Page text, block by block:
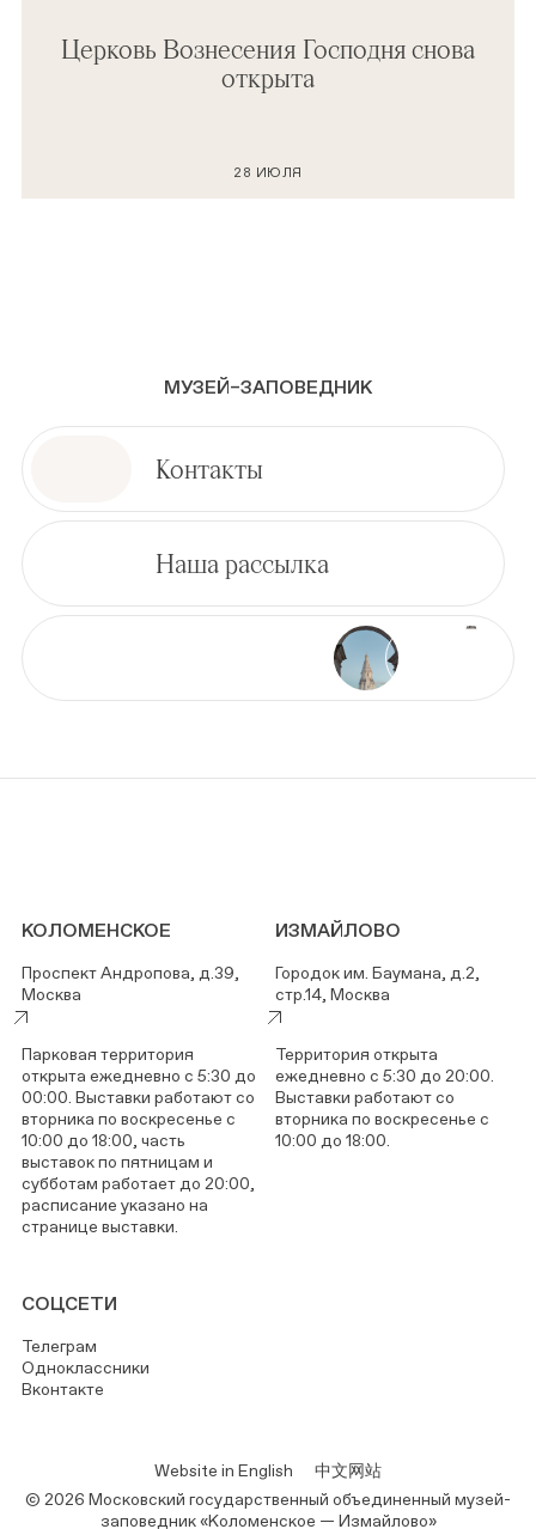
Церковь Вознесения Господня снова
открыта
28 ИЮЛЯ
МУЗЕЙ–ЗАПОВЕДНИК
Контакты
Наша рассылка
КОЛОМЕНСКОЕ
Проспект Андропова, д.39,
Москва
Парковая территория
открыта ежедневно с 5:30 до
00:00. Выставки работают со
вторника по воскресенье с
10:00 до 18:00, часть
выставок по пятницам и
субботам работает до 20:00,
расписание указано на
странице выставки.
ИЗМАЙЛОВО
Городок им. Баумана, д.2,
стр.14, Москва
Территория открыта
ежедневно с 5:30 до 20:00.
Выставки работают со
вторника по воскресенье с
10:00 до 18:00.
СОЦСЕТИ
Телеграм
Одноклассники
Вконтакте
Website in English
中文网站
© 2026 Московский государственный объединенный музей-
заповедник «Коломенское — Измайлово»